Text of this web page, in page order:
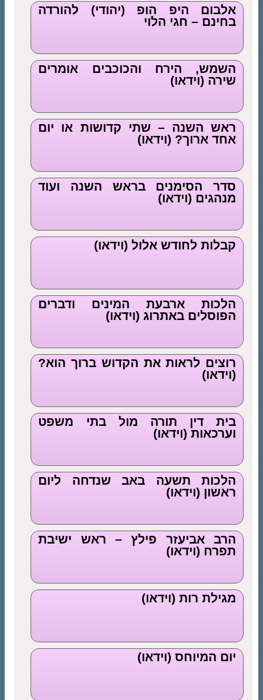
אלבום היפ הופ (יהודי) להורדה
בחינם – חגי הלוי
השמש, הירח והכוכבים אומרים
שירה (וידאו)
ראש השנה – שתי קדושות או יום
אחד ארוך? (וידאו)
סדר הסימנים בראש השנה ועוד
מנהגים (וידאו)
קבלות לחודש אלול (וידאו)
הלכות ארבעת המינים ודברים
הפוסלים באתרוג (וידאו)
רוצים לראות את הקדוש ברוך הוא?
(וידאו)
בית דין תורה מול בתי משפט
וערכאות (וידאו)
הלכות תשעה באב שנדחה ליום
ראשון (וידאו)
הרב אביעזר פילץ – ראש ישיבת
תפרח (וידאו)
מגילת רות (וידאו)
יום המיוחס (וידאו)